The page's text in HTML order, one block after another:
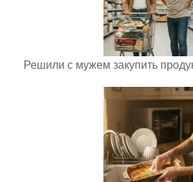
Решили с мужем закупить